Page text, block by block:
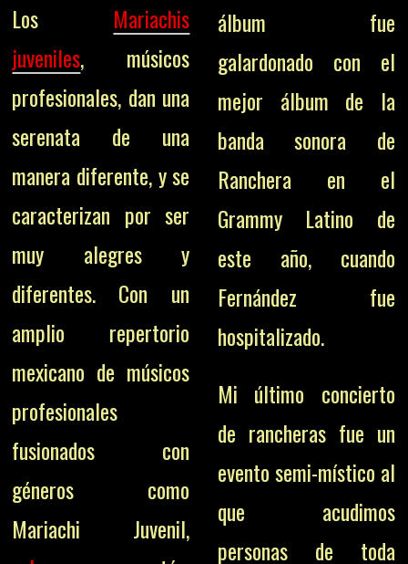
Los Mariachis
juveniles, músicos
profesionales, dan una
serenata de una
manera diferente, yse
caracterizan por ser
muy alegres y
diferentes. Con un
amplio repertorio
mexicano de músicos
profesionales
fusionados con
géneros como
Mariachi Juvenil,
álbum fue
galardonado con el
mejor álbum de la
banda sonora de
Ranchera en el
Grammy Latino de
este año, cuando
Fernández fue
hospitalizado.
Mi último concierto
de rancheras fue un
evento semi-místico al
que acudimos
personas de toda